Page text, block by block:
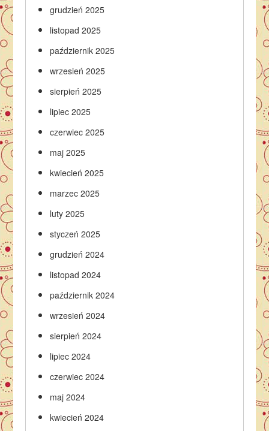
grudzień 2025
listopad 2025
październik 2025
wrzesień 2025
sierpień 2025
lipiec 2025
czerwiec 2025
maj 2025
kwiecień 2025
marzec 2025
luty 2025
styczeń 2025
grudzień 2024
listopad 2024
październik 2024
wrzesień 2024
sierpień 2024
lipiec 2024
czerwiec 2024
maj 2024
kwiecień 2024